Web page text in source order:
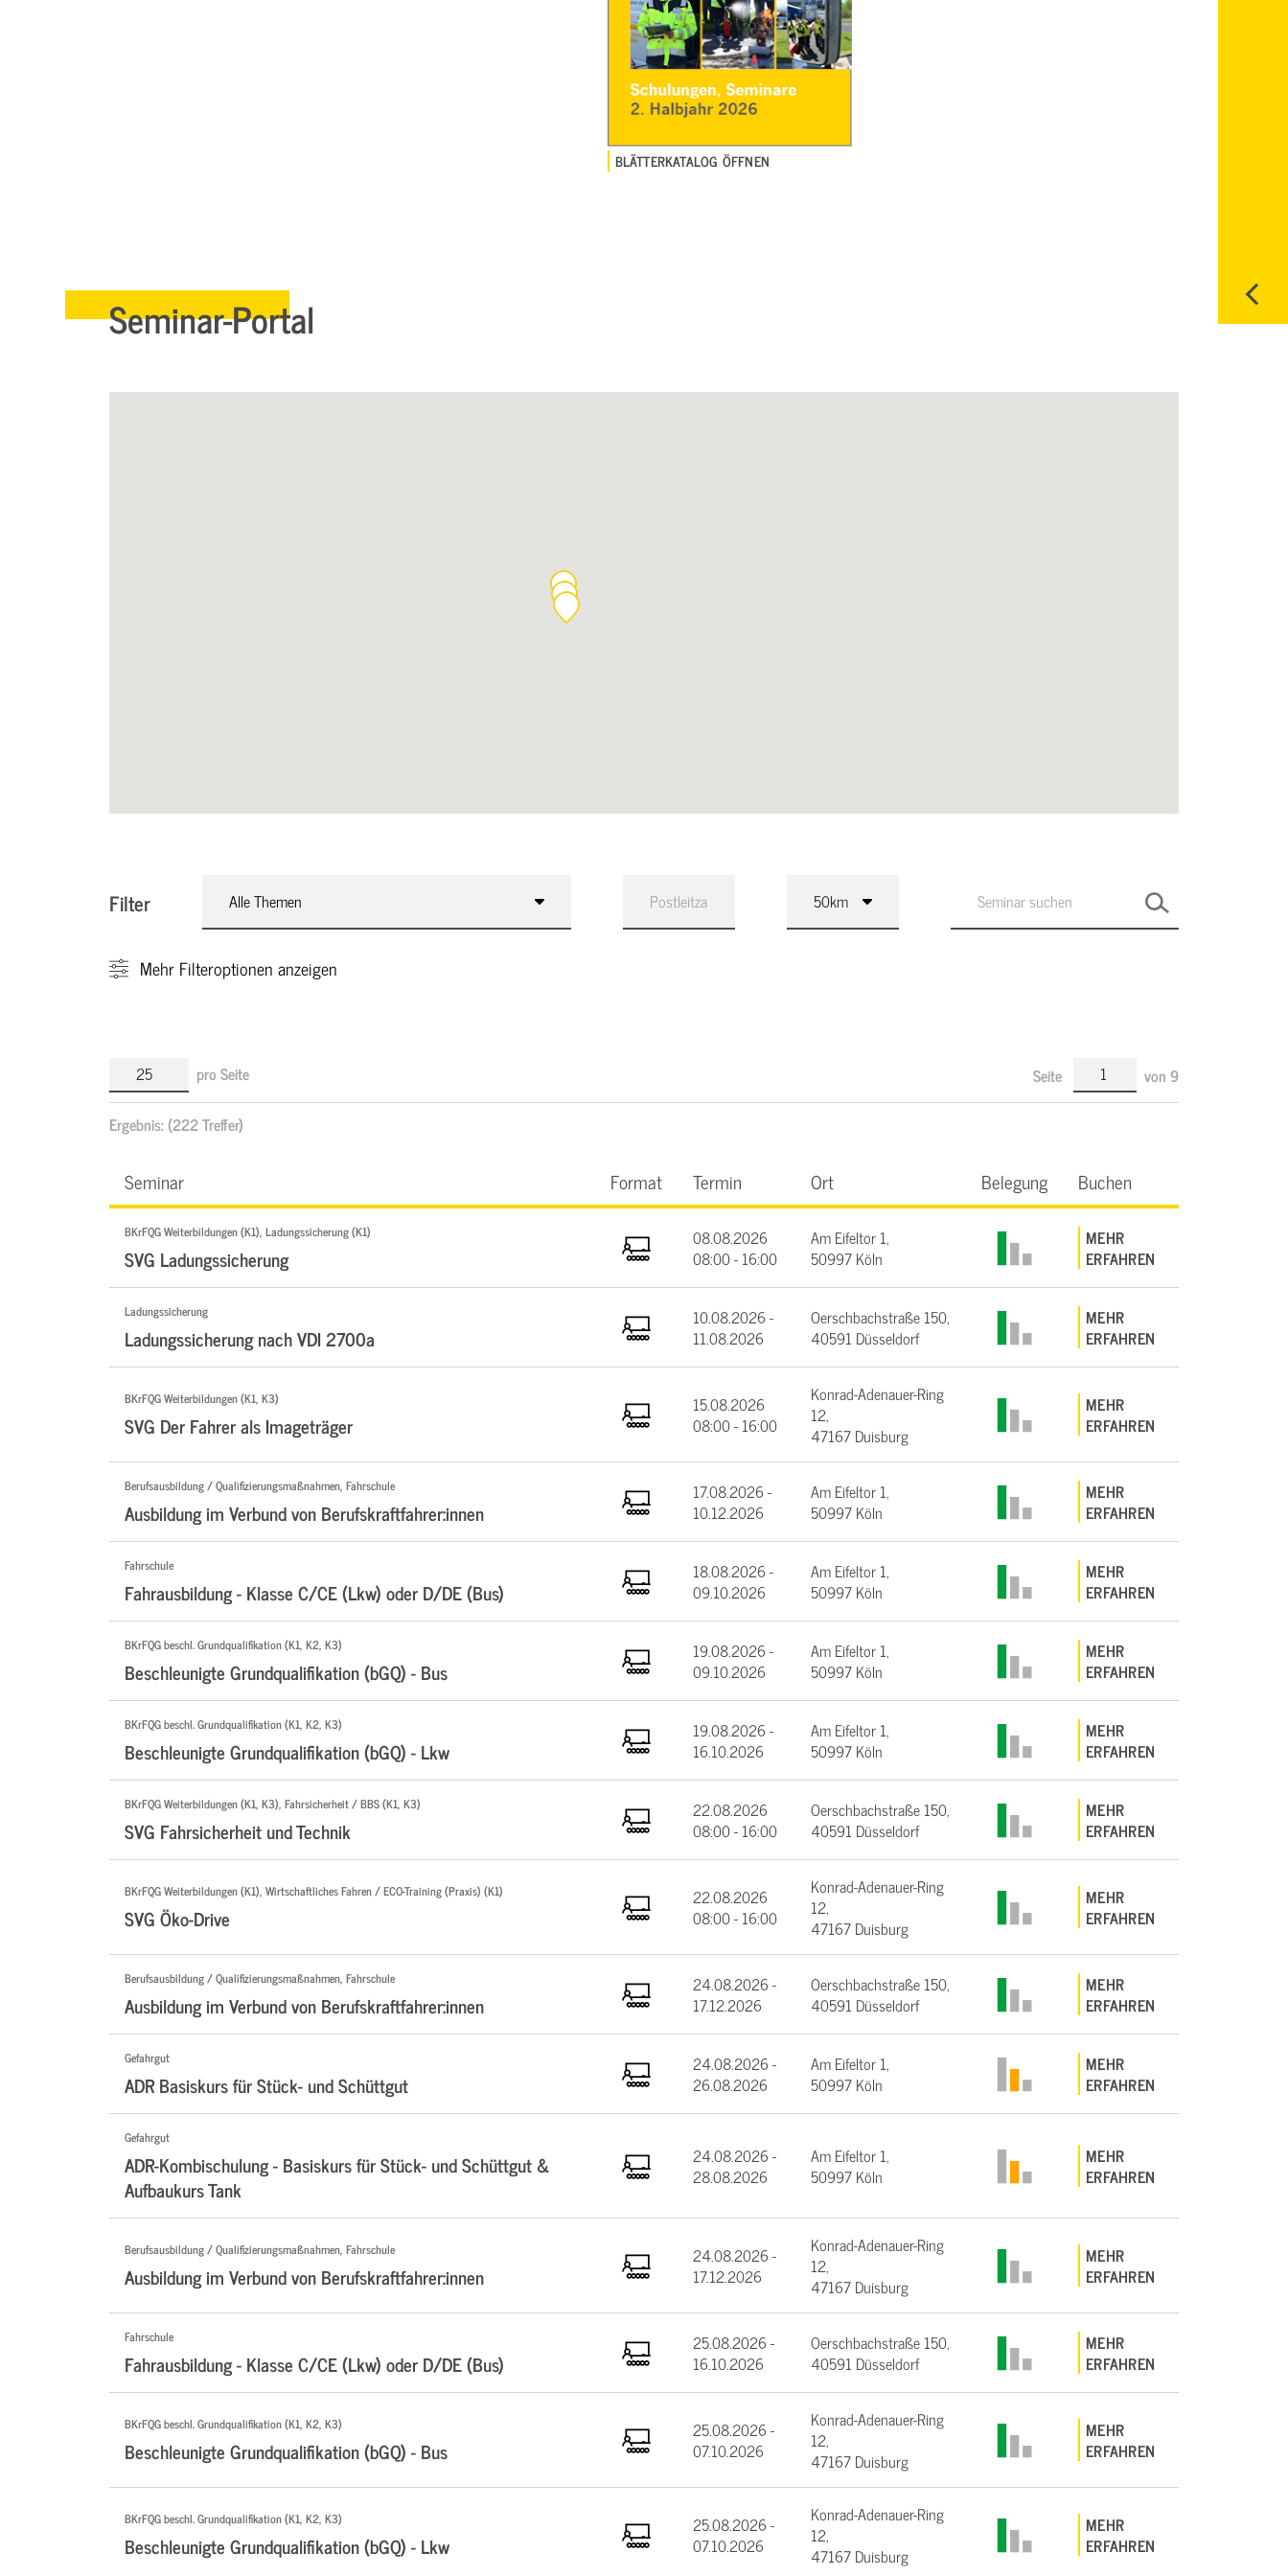
BLÄTTERKATALOG ÖFFNEN
Seminar-Portal
Filter Alle Themen
Mehr Filteroptionen anzeigen
pro Seite Seite von 9
Ergebnis:(222 Treffer)
Seminar Format Termin Ort Belegung Buchen
BKrFQG Weiterbildungen (K1), Ladungssicherung (K1)
SVG Ladungssicherung
08.08.2026
08:00 - 16:00
Am Eifeltor 1,
50997 Köln
MEHR
ERFAHREN
Ladungssicherung
Ladungssicherung nach VDI 2700a
10.08.2026 -
11.08.2026
Oerschbachstraße 150,
40591 Düsseldorf
MEHR
ERFAHREN
BKrFQG Weiterbildungen (K1, K3)
SVG Der Fahrer als Imageträger
15.08.2026
08:00 - 16:00
Konrad-Adenauer-Ring
12,
47167 Duisburg
MEHR
ERFAHREN
Berufsausbildung / Qualifizierungsmaßnahmen, Fahrschule
Ausbildung im Verbund von Berufskraftfahrer:innen
17.08.2026 -
10.12.2026
Am Eifeltor 1,
50997 Köln
MEHR
ERFAHREN
Fahrschule
Fahrausbildung - Klasse C/CE (Lkw) oder D/DE (Bus)
18.08.2026 -
09.10.2026
Am Eifeltor 1,
50997 Köln
MEHR
ERFAHREN
BKrFQG beschl. Grundqualifikation (K1, K2, K3)
Beschleunigte Grundqualifikation (bGQ) - Bus
19.08.2026 -
09.10.2026
Am Eifeltor 1,
50997 Köln
MEHR
ERFAHREN
BKrFQG beschl. Grundqualifikation (K1, K2, K3)
Beschleunigte Grundqualifikation (bGQ) - Lkw
19.08.2026 -
16.10.2026
Am Eifeltor 1,
50997 Köln
MEHR
ERFAHREN
BKrFQG Weiterbildungen (K1, K3), Fahrsicherheit / BBS (K1, K3)
SVG Fahrsicherheit und Technik
22.08.2026
08:00 - 16:00
Oerschbachstraße 150,
40591 Düsseldorf
MEHR
ERFAHREN
BKrFQG Weiterbildungen (K1), Wirtschaftliches Fahren / ECO-Training (Praxis) (K1)
SVG Öko-Drive
22.08.2026
08:00 - 16:00
Konrad-Adenauer-Ring
12,
47167 Duisburg
MEHR
ERFAHREN
Berufsausbildung / Qualifizierungsmaßnahmen, Fahrschule
Ausbildung im Verbund von Berufskraftfahrer:innen
24.08.2026 -
17.12.2026
Oerschbachstraße 150,
40591 Düsseldorf
MEHR
ERFAHREN
Gefahrgut
ADR Basiskurs für Stück- und Schüttgut
24.08.2026 -
26.08.2026
Am Eifeltor 1,
50997 Köln
MEHR
ERFAHREN
Gefahrgut
ADR-Kombischulung - Basiskurs für Stück- und Schüttgut &
Aufbaukurs Tank
24.08.2026 -
28.08.2026
Am Eifeltor 1,
50997 Köln
MEHR
ERFAHREN
Berufsausbildung / Qualifizierungsmaßnahmen, Fahrschule
Ausbildung im Verbund von Berufskraftfahrer:innen
24.08.2026 -
17.12.2026
Konrad-Adenauer-Ring
12,
47167 Duisburg
MEHR
ERFAHREN
Fahrschule
Fahrausbildung - Klasse C/CE (Lkw) oder D/DE (Bus)
25.08.2026 -
16.10.2026
Oerschbachstraße 150,
40591 Düsseldorf
MEHR
ERFAHREN
BKrFQG beschl. Grundqualifikation (K1, K2, K3)
Beschleunigte Grundqualifikation (bGQ) - Bus
25.08.2026 -
07.10.2026
Konrad-Adenauer-Ring
12,
47167 Duisburg
MEHR
ERFAHREN
BKrFQG beschl. Grundqualifikation (K1, K2, K3)
Beschleunigte Grundqualifikation (bGQ) - Lkw
25.08.2026 -
07.10.2026
Konrad-Adenauer-Ring
12,
47167 Duisburg
MEHR
ERFAHREN